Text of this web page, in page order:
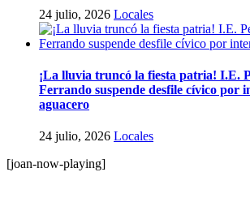
24 julio, 2026 Locales
¡La lluvia truncó la fiesta patria! I.E.
Ferrando suspende desfile cívico por
aguacero
24 julio, 2026 Locales
[joan-now-playing]